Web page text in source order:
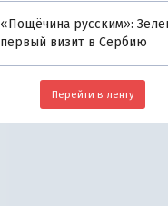
«Пощёчина русским»:
первый визит в Сербию
Перейти в ленту